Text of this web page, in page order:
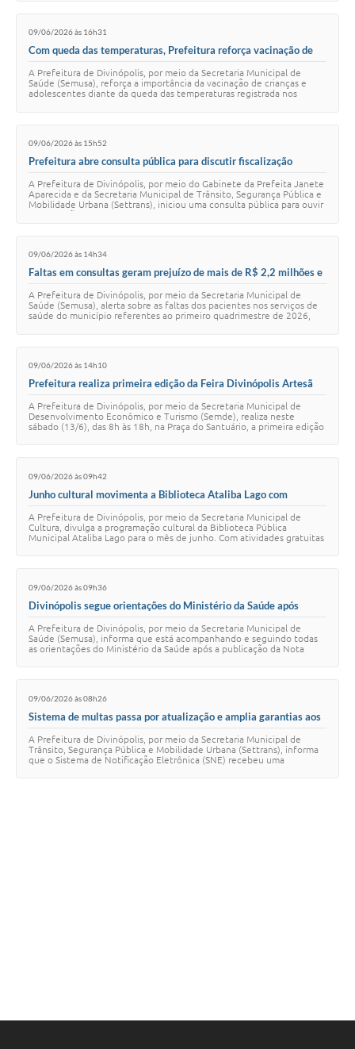
09/06/2026 às 16h31
Com queda das temperaturas, Prefeitura reforça vacinação de
A Prefeitura de Divinópolis, por meio da Secretaria Municipal de
Saúde (Semusa), reforça a importância da vacinação de crianças e
adolescentes diante da queda das temperaturas registrada nos
09/06/2026 às 15h52
Prefeitura abre consulta pública para discutir fiscalização
A Prefeitura de Divinópolis, por meio do Gabinete da Prefeita Janete
Aparecida e da Secretaria Municipal de Trânsito, Segurança Pública e
Mobilidade Urbana (Settrans), iniciou uma consulta pública para ouvir
09/06/2026 às 14h34
Faltas em consultas geram prejuízo de mais de R$ 2,2 milhões e
A Prefeitura de Divinópolis, por meio da Secretaria Municipal de
Saúde (Semusa), alerta sobre as faltas dos pacientes nos serviços de
saúde do município referentes ao primeiro quadrimestre de 2026,
09/06/2026 às 14h10
Prefeitura realiza primeira edição da Feira Divinópolis Artesã
A Prefeitura de Divinópolis, por meio da Secretaria Municipal de
Desenvolvimento Econômico e Turismo (Semde), realiza neste
sábado (13/6), das 8h às 18h, na Praça do Santuário, a primeira edição
09/06/2026 às 09h42
Junho cultural movimenta a Biblioteca Ataliba Lago com
A Prefeitura de Divinópolis, por meio da Secretaria Municipal de
Cultura, divulga a programação cultural da Biblioteca Pública
Municipal Ataliba Lago para o mês de junho. Com atividades gratuitas
09/06/2026 às 09h36
Divinópolis segue orientações do Ministério da Saúde após
A Prefeitura de Divinópolis, por meio da Secretaria Municipal de
Saúde (Semusa), informa que está acompanhando e seguindo todas
as orientações do Ministério da Saúde após a publicação da Nota
09/06/2026 às 08h26
Sistema de multas passa por atualização e amplia garantias aos
A Prefeitura de Divinópolis, por meio da Secretaria Municipal de
Trânsito, Segurança Pública e Mobilidade Urbana (Settrans), informa
que o Sistema de Notificação Eletrônica (SNE) recebeu uma